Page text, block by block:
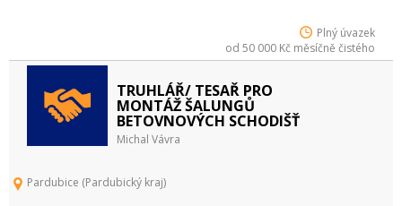
Plný úvazek
od 50 000 Kč měsíčně čistého
TRUHLÁŘ/ TESAŘ PRO
MONTÁŽ ŠALUNGŮ
BETOVNOVÝCH SCHODIŠŤ
Michal Vávra
Pardubice (Pardubický kraj)